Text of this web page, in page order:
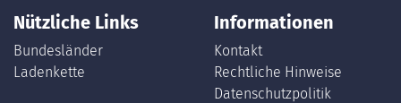
Nützliche Links
Bundesländer
Ladenkette
Informationen
Kontakt
Rechtliche Hinweise
Datenschutzpolitik